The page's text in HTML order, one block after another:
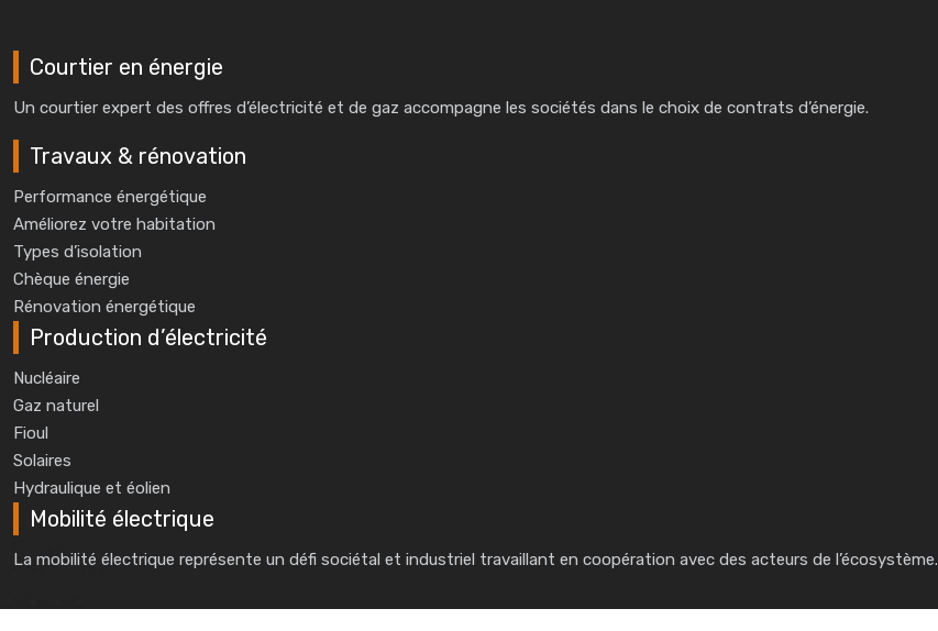
Courtier en énergie
Un courtier expert des offres d’électricité et de gaz accompagne les sociétés dans le choix de contrats d’énergie.
Travaux & rénovation
Performance énergétique
Améliorez votre habitation
Types d’isolation
Chèque énergie
Rénovation énergétique
Production d’électricité
Nucléaire
Gaz naturel
Fioul
Solaires
Hydraulique et éolien
Mobilité électrique
La mobilité électrique représente un défi sociétal et industriel travaillant en coopération avec des acteurs de l’écosystème.